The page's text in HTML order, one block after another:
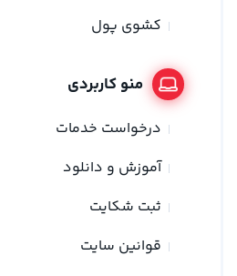
کشوی پول
منو کاربردی
درخواست خدمات
آموزش و دانلود
ثبت شکایت
قوانین سایت